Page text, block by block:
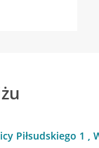
Piłsudskiego 1 ,